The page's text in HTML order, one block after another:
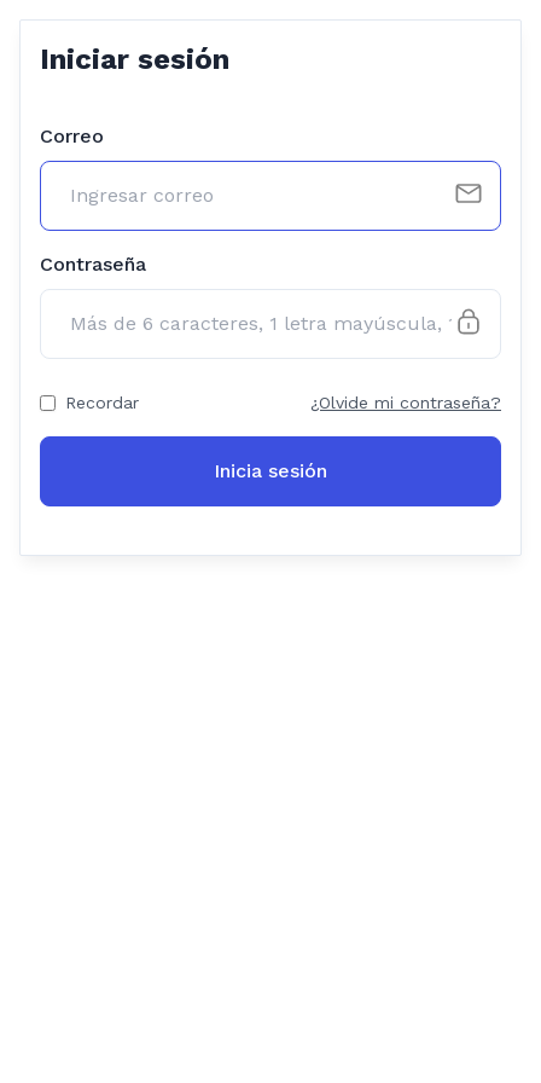
Iniciar sesión
Correo
Contraseña
Recordar ¿Olvide mi contraseña?